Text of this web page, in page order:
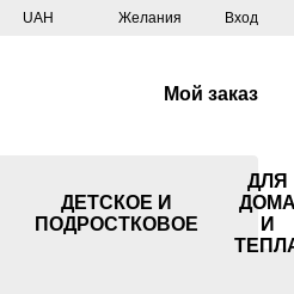
UAH Желания Вход
Мой заказ
ДЕТСКОЕ И
ПОДРОСТКОВОЕ
ДЛЯ
И